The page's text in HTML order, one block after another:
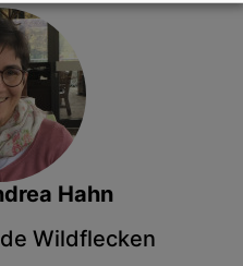
Hahn
Wildflecken